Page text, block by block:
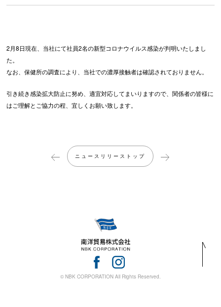
2月8日現在、当社にて社員2名の新型コロナウイルス感染が判明いたしまし
た。
なお、保健所の調査により、当社での濃厚接触者は確認されておりません。
引き続き感染拡大防止に努め、適宜対応してまいりますので、関係者の皆様に
はご理解とご協力の程、宜しくお願い致します。
ニュースリリーストップ
© NBK CORPORATION All Rights Reserved.